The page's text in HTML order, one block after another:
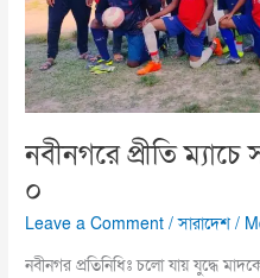
নবীনগরে প্রীতি
০
Leave a Comment /সারাদেশ /
নবীনগর প্রতিনিধিঃ চলো যায় যুদ্ধে